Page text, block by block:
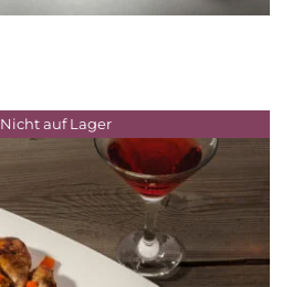
Nicht auf Lager